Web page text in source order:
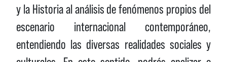
y la Historia al análisis de fenómenos propios del
escenario internacional contemporáneo,
entendiendo las diversas realidades sociales y